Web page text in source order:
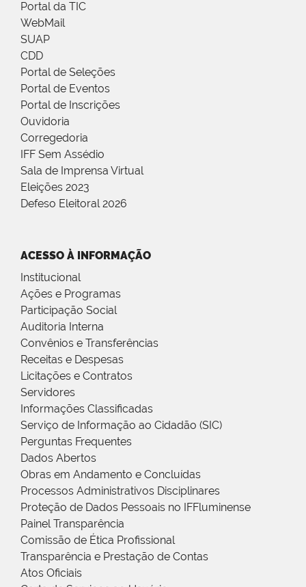
Portal da TIC
WebMail
SUAP
CDD
Portal de Seleções
Portal de Eventos
Portal de Inscrições
Ouvidoria
Corregedoria
IFF Sem Assédio
Sala de Imprensa Virtual
Eleições 2023
Defeso Eleitoral 2026
ACESSO À INFORMAÇÃO
Institucional
Ações e Programas
Participação Social
Auditoria Interna
Convênios e Transferências
Receitas e Despesas
Licitações e Contratos
Servidores
Informações Classificadas
Serviço de Informação ao Cidadão (SIC)
Perguntas Frequentes
Dados Abertos
Obras em Andamento e Concluídas
Processos Administrativos Disciplinares
Proteção de Dados Pessoais no IFFluminense
Painel Transparência
Comissão de Ética Profissional
Transparência e Prestação de Contas
Atos Oficiais